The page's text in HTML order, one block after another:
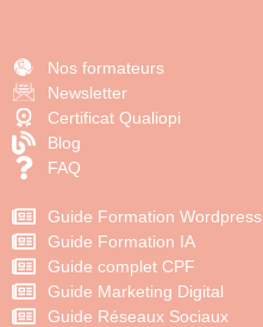
Nos formateurs
Newsletter
Certificat Qualiopi
Blog
FAQ
Guide Formation Wordpress
Guide Formation IA
Guide complet CPF
Guide Marketing Digital
Guide Réseaux Sociaux